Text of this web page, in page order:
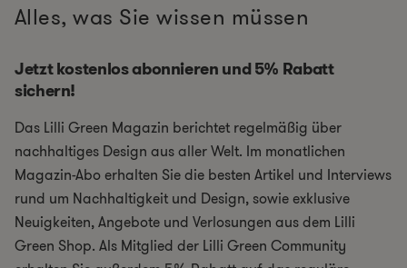
Alles, was Sie wissen müssen
Jetzt kostenlos abonnieren und 5% Rabatt
sichern!
Das Lilli Green Magazin berichtet regelmäßig über
nachhaltiges Design aus aller Welt. Im monatlichen
Magazin-Abo erhalten Sie die besten Artikel und Interviews
rund um Nachhaltigkeit und Design, sowie exklusive
Neuigkeiten, Angebote und Verlosungen aus dem Lilli
Green Shop. Als Mitglied der Lilli Green Community